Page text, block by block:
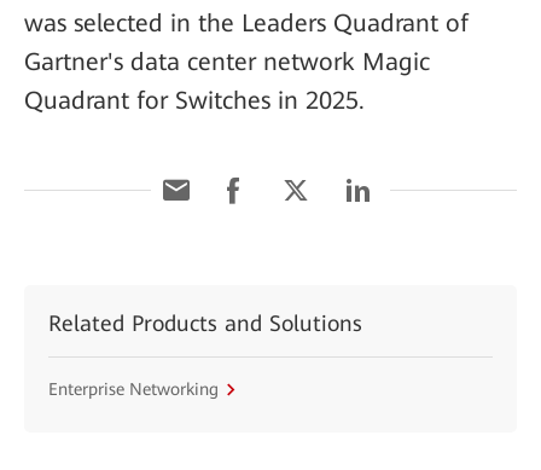
was selected in the Leaders Quadrant of
Gartner's data center network Magic
Quadrant for Switches in 2025.
Related Products and Solutions
Enterprise Networking